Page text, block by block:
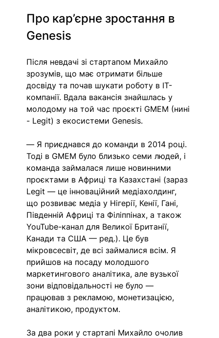
Про кар’єрне зростання в
Genesis
Після невдачі зі стартапом Михайло
зрозумів, що має отримати більше
досвіду та почав шукати роботу в ІТ-
компанії. Вдала вакансія знайшлась у
молодому на той час проєкті GMEM (нині
- Legit) з екосистеми Genesis.
— Я приєднався до команди в 2014 році.
Тоді в GMEM було близько семи людей, і
команда займалася лише новинними
проєктами в Африці та Казахстані (зараз
Legit — це інноваційний медіахолдинг,
що розвиває медіа у Нігерії, Кенії, Гані,
Південній Африці та Філіппінах, а також
YouTube-канал для Великої Британії,
Канади та США — ред.). Це був
мікровсесвіт, де всі займалися всім. Я
прийшов на посаду молодшого
маркетингового аналітика, але вузької
зони відповідальності не було —
працював з рекламою, монетизацією,
аналітикою, продуктом.
За два роки у стартапі Михайло очолив